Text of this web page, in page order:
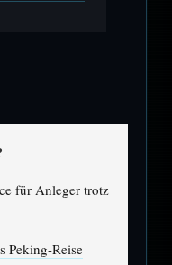
für Anleger trotz
Peking-Reise